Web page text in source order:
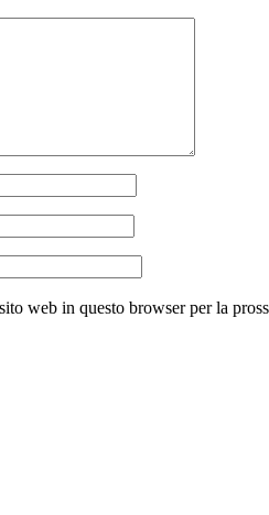
web in questo browser per la